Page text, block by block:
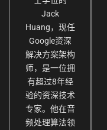
Jack
Huang，现任
Google资深
解决方案架构
师，是一位拥
有超过8年经
验的资深技术
专家。他在音
频处理算法领